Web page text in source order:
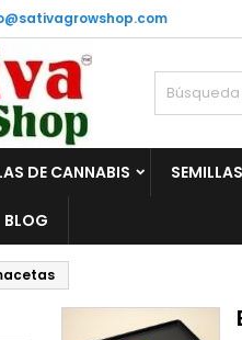
DE CANNABIS
BLOG
Añadir a
Crear nueva
Crear
Iniciar
Debe iniciar